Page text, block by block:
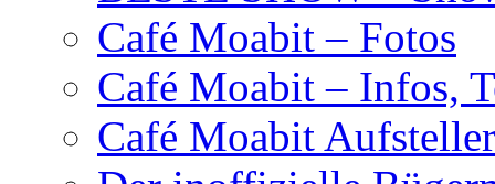
Café Moabit – Fotos
Café Moabit – Infos,
Café Moabit Aufsteller